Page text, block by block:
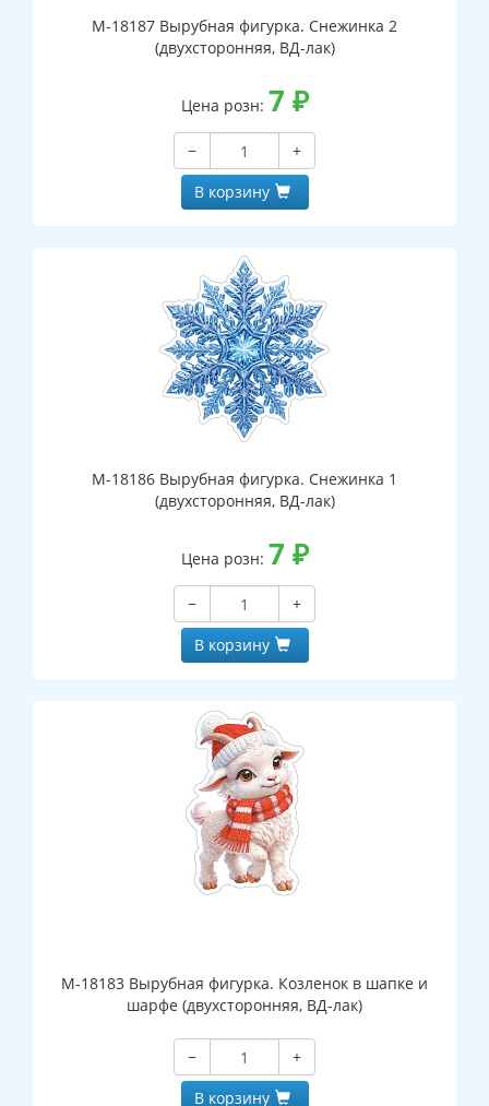
М-18187 Вырубная фигурка. Снежинка 2
(двухсторонняя, ВД-лак)
Цена розн: 7 ₽
−
+
В корзину
М-18186 Вырубная фигурка. Снежинка 1
(двухсторонняя, ВД-лак)
Цена розн: 7 ₽
−
+
В корзину
М-18183 Вырубная фигурка. Козленок в шапке и
шарфе (двухсторонняя, ВД-лак)
−
+
В корзину